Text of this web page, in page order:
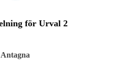
för Urval 2
Antagna